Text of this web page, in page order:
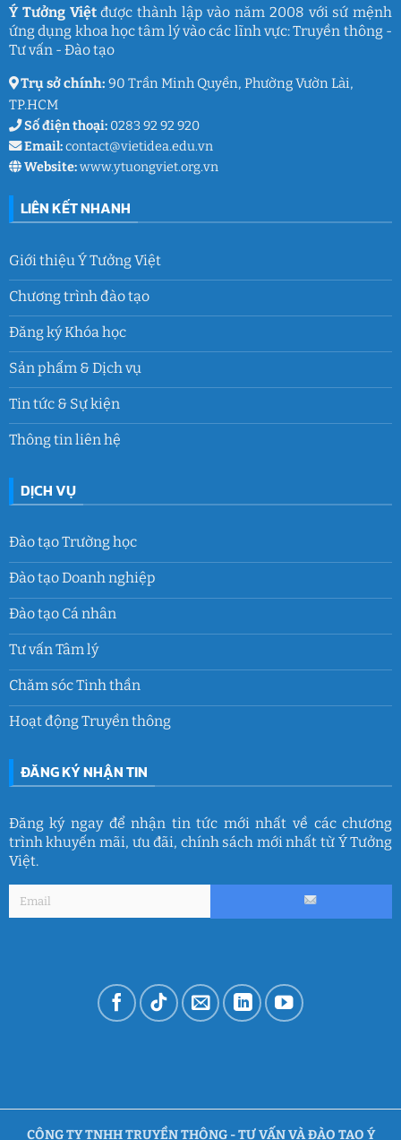
Ý Tưởng Việtđược thành lập vào năm 2008 với sứ mệnh
ứng dụng khoa học tâm lý vào các lĩnh vực: Truyền thông -
Tư vấn - Đào tạo
Trụ sở chính: 90 Trần Minh Quyền, Phường Vườn Lài,
TP.HCM
Số điện thoại:0283 92 92 920
Email:contact@vietidea.edu.vn
Website:www.ytuongviet.org.vn
LIÊN KẾT NHANH
Giới thiệu Ý Tưởng Việt
Chương trình đào tạo
Đăng ký Khóa học
Sản phẩm & Dịch vụ
Tin tức & Sự kiện
Thông tin liên hệ
DỊCH VỤ
Đào tạo Trường học
Đào tạo Doanh nghiệp
Đào tạo Cá nhân
Tư vấn Tâm lý
Chăm sóc Tinh thần
Hoạt động Truyền thông
ĐĂNG KÝ NHẬN TIN
Đăng ký ngay để nhận tin tức mới nhất về các chương
trình khuyến mãi, ưu đãi, chính sách mới nhất từ Ý Tưởng
Việt.
CÔNG TY TNHH TRUYỀN THÔNG - TƯ VẤN VÀ ĐÀO TẠO Ý